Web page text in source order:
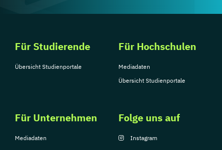
Für Studierende
Übersicht Studienportale
Für Hochschulen
Mediadaten
Übersicht Studienportale
Für Unternehmen
Mediadaten
Folge uns auf
Instagram